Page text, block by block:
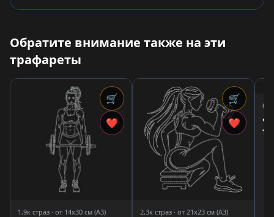
Обратите внимание также на эти
трафареты
🛒
❤
1,9к страз · от 14x30 см (A3)
🛒
❤
2,3к страз · от 21x23 см (A3)